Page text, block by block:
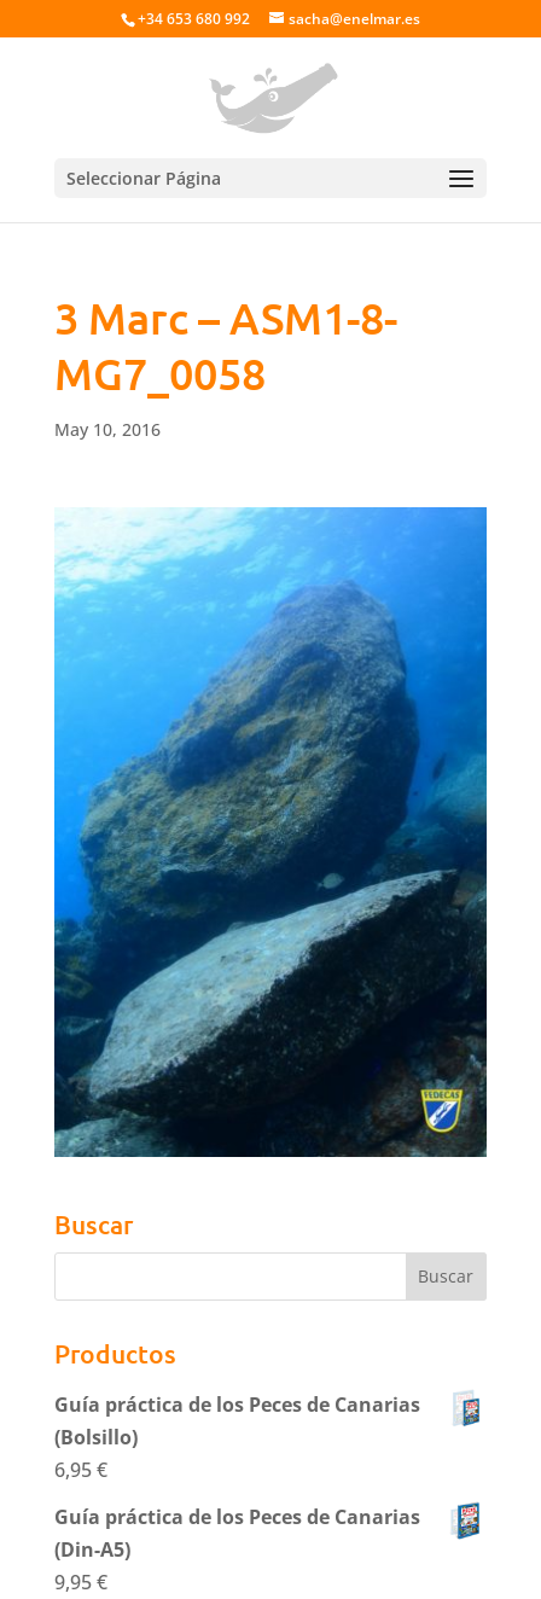
+34 653 680 992 sacha@enelmar.es
Seleccionar Página
3 Marc – ASM1-8-
MG7_0058
May 10, 2016
Buscar
Productos
Guía práctica de los Peces de Canarias
(Bolsillo)
6,95€
Guía práctica de los Peces de Canarias
(Din-A5)
9,95€